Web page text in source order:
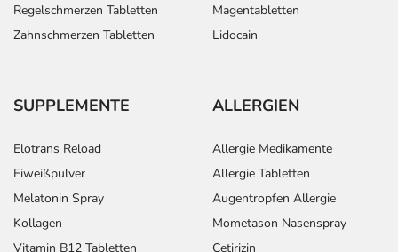
Regelschmerzen Tabletten
Zahnschmerzen Tabletten
Magentabletten
Lidocain
SUPPLEMENTE
Elotrans Reload
Eiweißpulver
Melatonin Spray
Kollagen
Vitamin B12 Tabletten
ALLERGIEN
Allergie Medikamente
Allergie Tabletten
Augentropfen Allergie
Mometason Nasenspray
Cetirizin